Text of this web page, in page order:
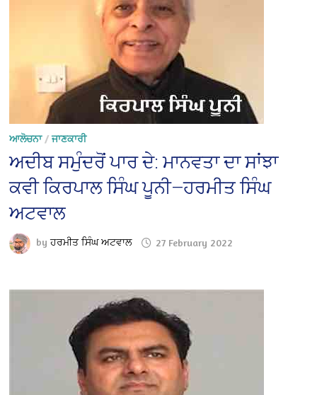
ਆਲੋਚਨਾ/ਜਾਣਕਾਰੀ
ਅਦੀਬ ਸਮੁੰਦਰੋਂ ਪਾਰ ਦੇ: ਮਾਨਵਤਾ ਦਾ ਸਾਂਝਾ
ਕਵੀ ਕਿਰਪਾਲ ਸਿੰਘ ਪੂਨੀ—ਹਰਮੀਤ ਸਿੰਘ
ਅਟਵਾਲ
byਹਰਮੀਤ ਸਿੰਘ ਅਟਵਾਲ 27 February 2022